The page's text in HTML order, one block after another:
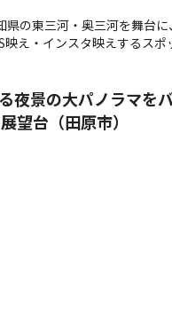
県の東三河・奥三河を舞台
映え・インスタ映えするスポ
夜景の大パノラマを
望台（田原市）